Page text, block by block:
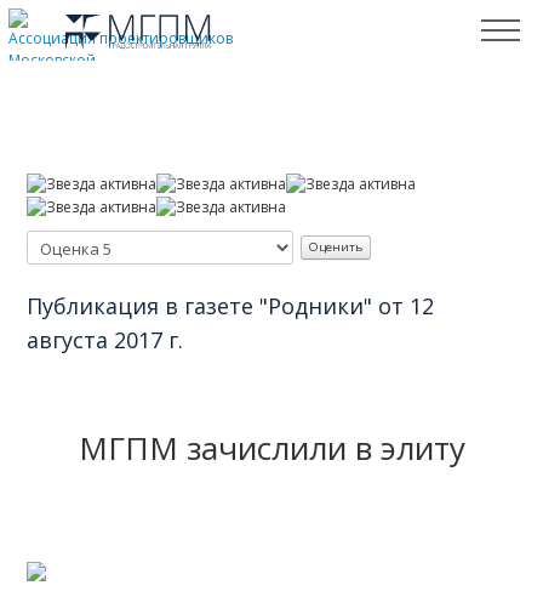
Награды
Отзывы заказчиков
Публикация в газете "Родники" от 12
августа 2017 г.
МГПМ зачислили в элиту